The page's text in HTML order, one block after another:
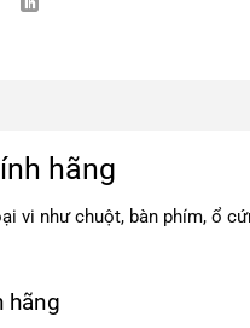
hãng
vi như chuột, bàn phím, ổ
hãng